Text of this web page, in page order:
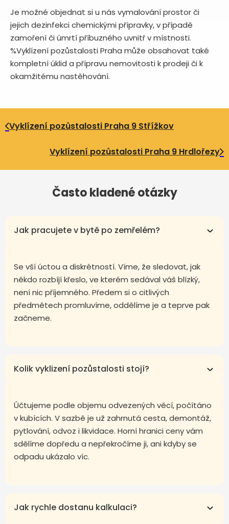
Je možné objednat si u nás vymalování prostor či
jejich dezinfekci chemickými přípravky, v případě
zamoření či úmrtí příbuzného uvnitř v místnosti.
%Vyklízení pozůstalosti Praha může obsahovat také
kompletní úklid a přípravu nemovitosti k prodeji či k
okamžitému nastěhování.
Vyklízení pozůstalosti Praha 9 Střížkov
Vyklízení pozůstalosti Praha 9 Hrdlořezy
Často kladené otázky
Jak pracujete v bytě po zemřelém?
Se vší úctou a diskrétností. Víme, že sledovat, jak
někdo rozbíjí křeslo, ve kterém sedával váš blízký,
není nic příjemného. Předem si o citlivých
předmětech promluvíme, oddělíme je a teprve pak
začneme.
Kolik vyklizení pozůstalosti stojí?
Účtujeme podle objemu odvezených věcí, počítáno
v kubících. V sazbě je už zahrnutá cesta, demontáž,
pytlování, odvoz i likvidace. Horní hranici ceny vám
sdělíme dopředu a nepřekročíme ji, ani kdyby se
odpadu ukázalo víc.
Jak rychle dostanu kalkulaci?